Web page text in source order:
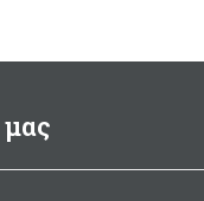
μας